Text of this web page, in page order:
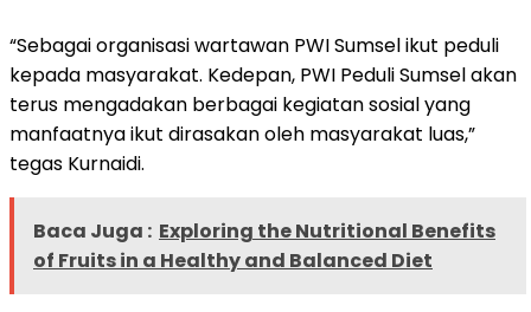
“Sebagai organisasi wartawan PWI Sumsel ikut peduli
kepada masyarakat. Kedepan, PWI Peduli Sumsel akan
terus mengadakan berbagai kegiatan sosial yang
manfaatnya ikut dirasakan oleh masyarakat luas,”
tegas Kurnaidi.
Baca Juga : Exploring the Nutritional Benefits
of Fruits in a Healthy and Balanced Diet